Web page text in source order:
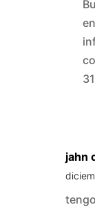
jahn